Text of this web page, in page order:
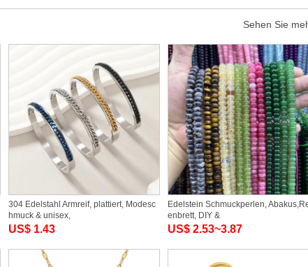
Sehen Sie
304 Edelstahl Armreif, plattiert, Modesc
hmuck & unisex,
US$ 1.43
Edelstein Schmuckperlen,
enbrett, DIY &
US$ 2.53~3.87